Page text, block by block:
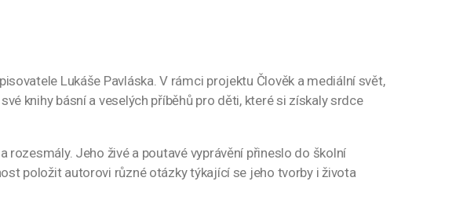
Lukáše Pavláska. V rámci projektu Člověk a mediální svět,
knihy básní a veselých příběhů pro děti, které si získaly srdce
Jeho živé a poutavé vyprávění přineslo do školní
položit autorovi různé otázky týkající se jeho tvorby i života